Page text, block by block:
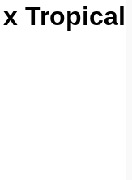
Tropical